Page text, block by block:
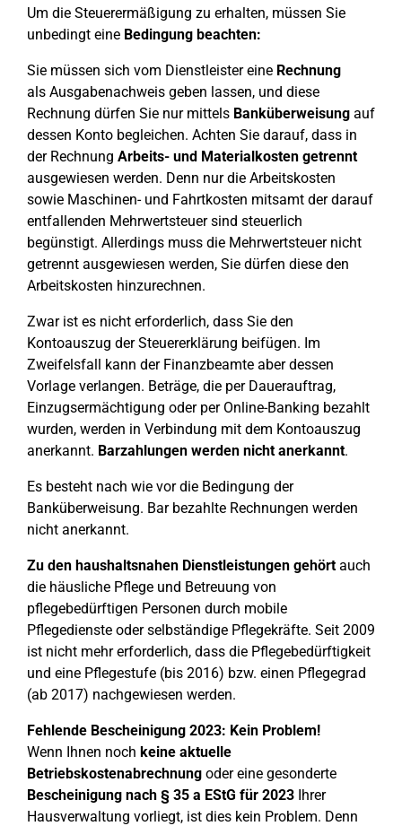
Um die Steuerermäßigung zu erhalten, müssen Sie
unbedingt eine Bedingung beachten:
Sie müssen sich vom Dienstleister eine Rechnung
als Ausgabenachweis geben lassen, und diese
Rechnung dürfen Sie nur mittels Banküberweisung auf
dessen Konto begleichen. Achten Sie darauf, dass in
der Rechnung Arbeits- und Materialkosten getrennt
ausgewiesen werden. Denn nur die Arbeitskosten
sowie Maschinen- und Fahrtkosten mitsamt der darauf
entfallenden Mehrwertsteuer sind steuerlich
begünstigt. Allerdings muss die Mehrwertsteuer nicht
getrennt ausgewiesen werden, Sie dürfen diese den
Arbeitskosten hinzurechnen.
Zwar ist es nicht erforderlich, dass Sie den
Kontoauszug der Steuererklärung beifügen. Im
Zweifelsfall kann der Finanzbeamte aber dessen
Vorlage verlangen. Beträge, die per Dauerauftrag,
Einzugsermächtigung oder per Online-Banking bezahlt
wurden, werden in Verbindung mit dem Kontoauszug
anerkannt. Barzahlungen werden nicht anerkannt.
Es besteht nach wie vor die Bedingung der
Banküberweisung. Bar bezahlte Rechnungen werden
nicht anerkannt.
Zu den haushaltsnahen Dienstleistungen gehörtauch
die häusliche Pflege und Betreuung von
pflegebedürftigen Personen durch mobile
Pflegedienste oder selbständige Pflegekräfte. Seit 2009
ist nicht mehr erforderlich, dass die Pflegebedürftigkeit
und eine Pflegestufe (bis 2016) bzw. einen Pflegegrad
(ab 2017) nachgewiesen werden.
Fehlende Bescheinigung 2023: Kein Problem!
Wenn Ihnen noch keine aktuelle
Betriebskostenabrechnung oder eine gesonderte
Bescheinigung nach § 35 a EStG für 2023 Ihrer
Hausverwaltung vorliegt, ist dies kein Problem. Denn